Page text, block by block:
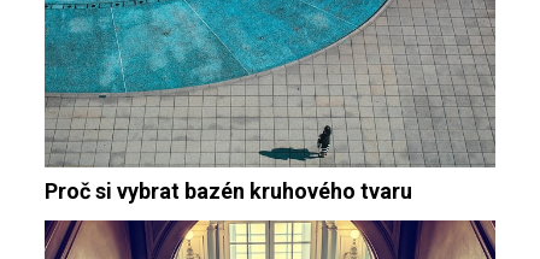
Proč si vybrat bazén kruhového tvaru